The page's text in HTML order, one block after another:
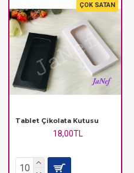
ÇOK SATAN
Tablet Çikolata Kutusu
18,00TL